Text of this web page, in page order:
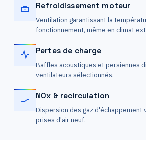
Refroidissement moteur
Ventilation garantissant la
fonctionnement, même en climat
Pertes de charge
Baffles acoustiques et persiennes
ventilateurs sélectionnés.
NOx & recirculation
Dispersion des gaz
prises d'air neuf.